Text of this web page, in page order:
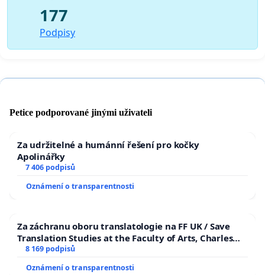
177
Podpisy
Petice podporované jinými uživateli
Za udržitelné a humánní řešení pro kočky
Apolinářky
7 406 podpisů
Oznámení o transparentnosti
Za záchranu oboru translatologie na FF UK / Save
Translation Studies at the Faculty of Arts, Charles
University
8 169 podpisů
Oznámení o transparentnosti